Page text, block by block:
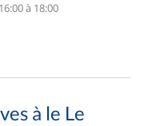
à 18:00
à le Le